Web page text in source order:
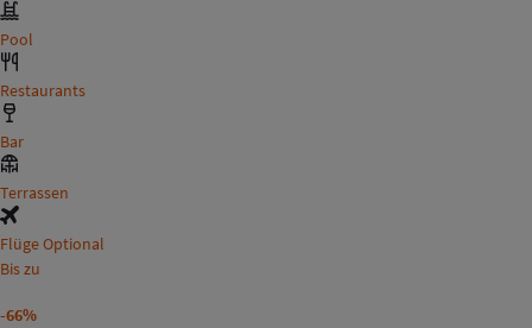
Pool
Restaurants
Bar
Terrassen
Flüge Optional
Bis zu
-66%